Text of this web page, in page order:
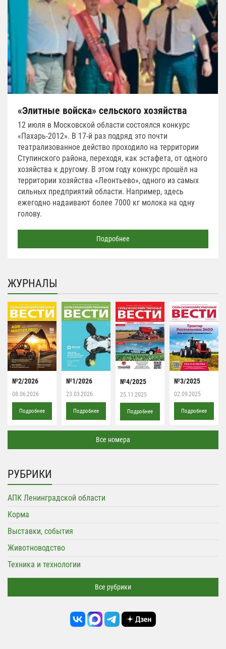
«Элитные войска» сельского хозяйства
12 июля в Московской области состоялся конкурс
«Пахарь-2012». В 17-й раз подряд это почти
театрализованное действо проходило на территории
Ступинского района, переходя, как эстафета, от одного
хозяйства к другому. В этом году конкурс прошёл на
территории хозяйства «Леонтьево», одного из самых
сильных предприятий области. Например, здесь
ежегодно надаивают более 7000 кг молока на одну
голову.
Подробнее
ЖУРНАЛЫ
№2/2026
08.06.2026
Подробнее
№1/2026
23.03.2026
Подробнее
№4/2025
25.11.2025
Подробнее
№3/2025
02.09.2025
Подробнее
Все номера
РУБРИКИ
АПК Ленинградской области
Корма
Выставки, события
Животноводство
Техника и технологии
Все рубрики